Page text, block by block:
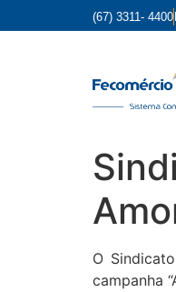
(67) 3311- 4400
O
campanha